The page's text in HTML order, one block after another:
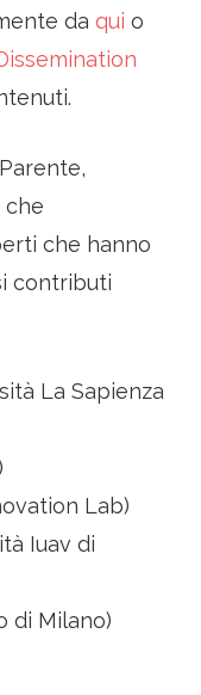
da qui o
che
che hanno
contributi
La Sapienza
Lab)
Iuav di
di Milano)